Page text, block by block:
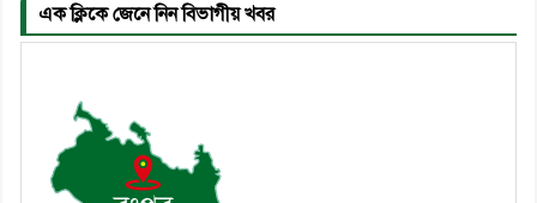
৬। জেলা পুলিশ সুপার থেকে সম্মাননা
পেলেন দাউদকান্দি মডেল থানার
৭। দাউদকান্দিতে উপজেলা আইন-
শৃঙ্খলা কমিটির মাসিক সভা অনুষ্ঠিত
এক ক্লিকে জেনে নিন বিভাগীয় খবর